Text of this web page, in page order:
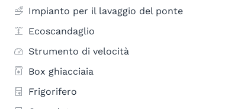
Impianto per il lavaggio del ponte
Ecoscandaglio
Strumento di velocità
Box ghiacciaia
Frigorifero